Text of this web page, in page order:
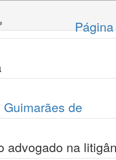
de
advogado na